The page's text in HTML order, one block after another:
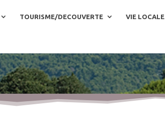
TOURISME/DECOUVERTE VIE LOCALE